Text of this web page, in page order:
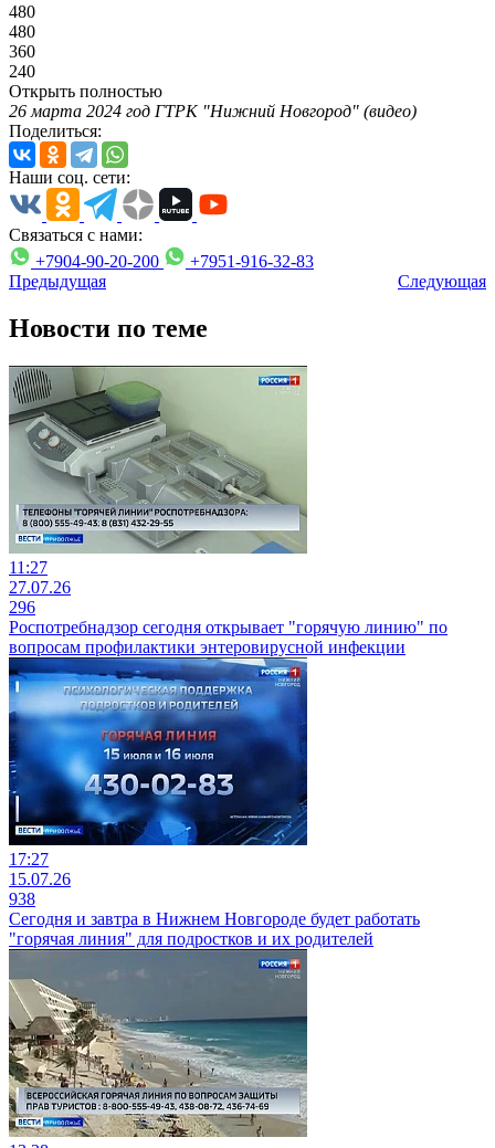
480
480
360
240
Открыть полностью
26 марта 2024 год ГТРК "Нижний Новгород" (видео)
Поделиться:
Наши соц. сети:
Связаться с нами:
+7904-90-20-200
+7951-916-32-83
Предыдущая
Следующая
Новости по теме
11:27
27.07.26
296
Роспотребнадзор сегодня открывает "горячую линию" по
вопросам профилактики энтеровирусной инфекции
17:27
15.07.26
938
Сегодня и завтра в Нижнем Новгороде будет работать
"горячая линия" для подростков и их родителей